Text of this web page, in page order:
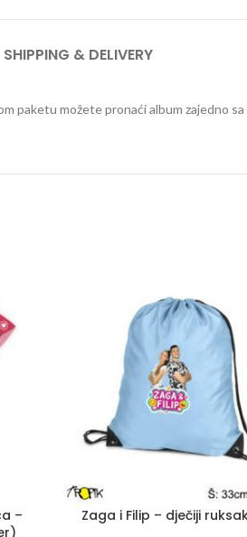
SHIPPING & DELIVERY
paketu možete pronaći album zajedno
–
Zaga i Filip – dječiji